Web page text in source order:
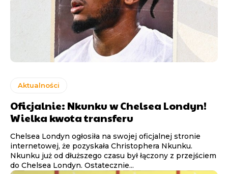
Aktualności
Oficjalnie: Nkunku w Chelsea Londyn!
Wielka kwota transferu
Chelsea Londyn ogłosiła na swojej oficjalnej stronie
internetowej, że pozyskała Christophera Nkunku.
Nkunku już od dłuższego czasu był łączony z przejściem
do Chelsea Londyn. Ostatecznie...